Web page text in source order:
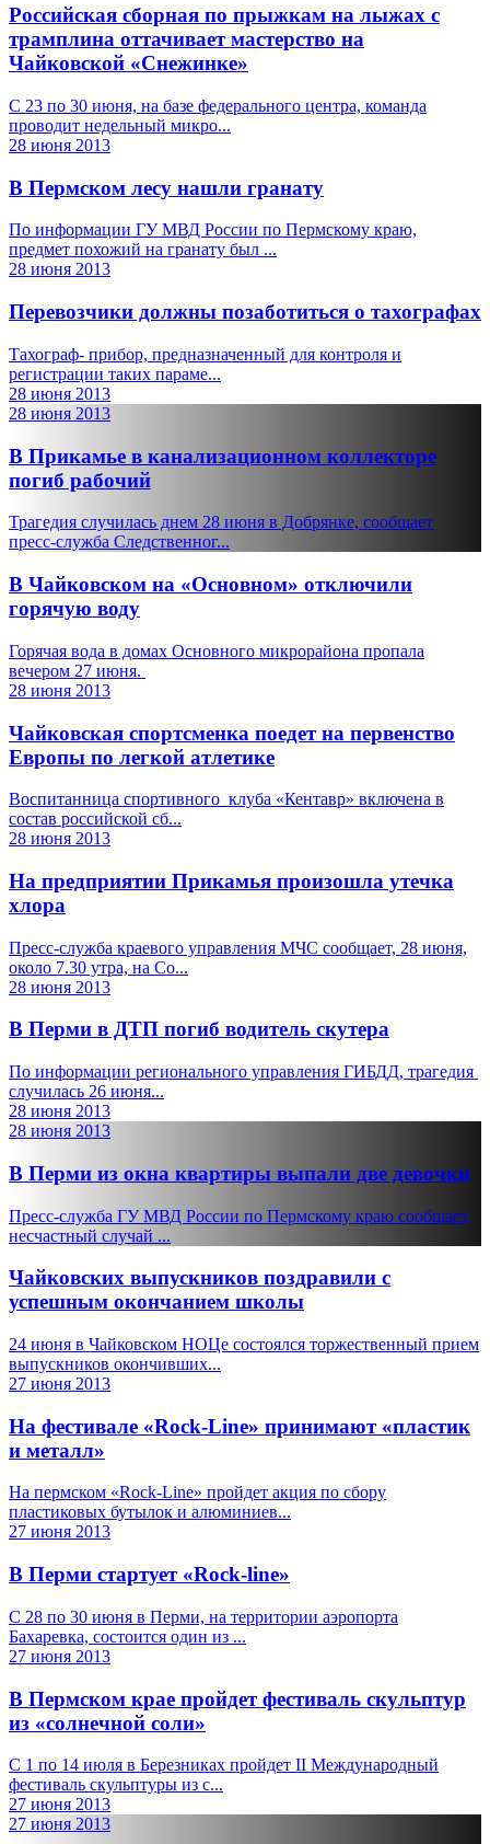
Российская сборная по прыжкам на лыжах с
трамплина оттачивает мастерство на
Чайковской «Снежинке»
С 23 по 30 июня, на базе федерального центра, команда
проводит недельный микро...
28 июня 2013
В Пермском лесу нашли гранату
По информации ГУ МВД России по Пермскому краю,
предмет похожий на гранату был ...
28 июня 2013
Перевозчики должны позаботиться о тахографах
Тахограф- прибор, предназначенный для контроля и
регистрации таких параме...
28 июня 2013
28 июня 2013
В Прикамье в канализационном коллекторе
погиб рабочий
Трагедия случилась днем 28 июня в Добрянке, сообщает
пресс-служба Следственног...
В Чайковском на «Основном» отключили
горячую воду
Горячая вода в домах Основного микрорайона пропала
вечером 27 июня.
28 июня 2013
Чайковская спортсменка поедет на первенство
Европы по легкой атлетике
Воспитанница спортивного клуба «Кентавр» включена в
состав российской сб...
28 июня 2013
На предприятии Прикамья произошла утечка
хлора
Пресс-служба краевого управления МЧС сообщает, 28 июня,
около 7.30 утра, на Со...
28 июня 2013
В Перми в ДТП погиб водитель скутера
По информации регионального управления ГИБДД, трагедия
случилась 26 июня...
28 июня 2013
28 июня 2013
В Перми из окна квартиры выпали две девочки
Пресс-служба ГУ МВД России по Пермскому краю сообщает,
несчастный случай ...
Чайковских выпускников поздравили с
успешным окончанием школы
24 июня в Чайковском НОЦе состоялся торжественный прием
выпускников окончивших...
27 июня 2013
На фестивале «Rосk-Line» принимают «пластик
и металл»
На пермском «Rосk-Line» пройдет акция по сбору
пластиковых бутылок и алюминиев...
27 июня 2013
В Перми стартует «Rock-line»
С 28 по 30 июня в Перми, на территории аэропорта
Бахаревка, состоится один из ...
27 июня 2013
В Пермском крае пройдет фестиваль скульптур
из «солнечной соли»
С 1 по 14 июля в Березниках пройдет II Международный
фестиваль скульптуры из с...
27 июня 2013
27 июня 2013